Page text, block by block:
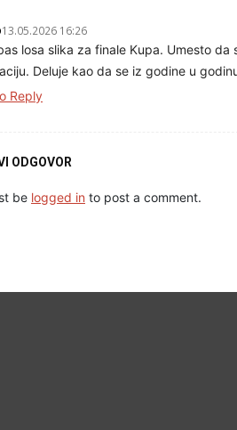
13.05.2026 16:26
losa slika za finale Kupa. Umesto
Deluje kao da se iz godine u
Reply
ODGOVOR
be logged in to post a comment.